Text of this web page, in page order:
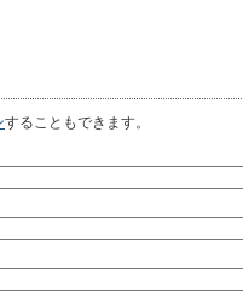
することもできます。